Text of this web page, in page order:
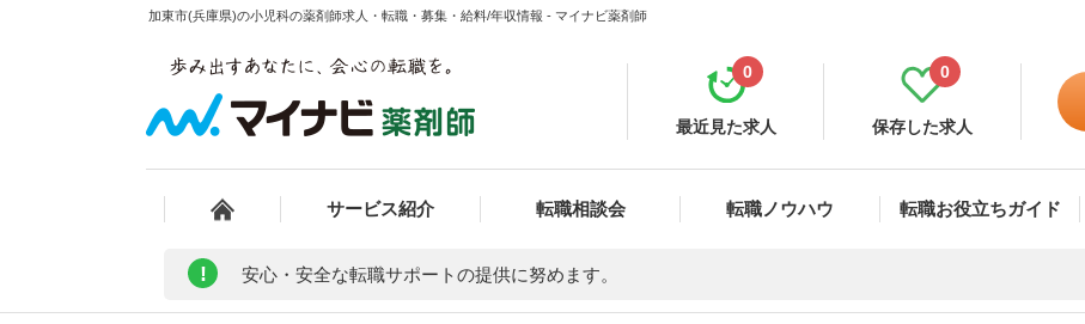
加東市(兵庫県)の小児科の薬剤師求人・転職・募集・給料/年収情報 - マイナビ薬剤師
最近見た求人
0
保存した求人
0
サービス紹介 転職相談会 転職ノウハウ 転職お役立ちガイド
! 安心・安全な転職サポートの提供に努めます。